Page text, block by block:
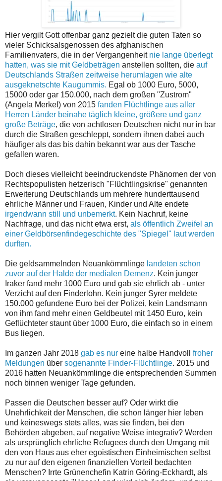
Hier vergilt Gott offenbar ganz gezielt die guten Taten so
vieler Schicksalsgenossen des afghanischen
Familienvaters, die in der Vergangenheit nie lange überlegt
hatten, was sie mit Geldbeträgen anstellen sollten, die auf
Deutschlands Straßen zeitweise herumlagen wie alte
ausgeknetschte Kaugummis. Egal ob 1000 Euro, 5000,
15000 oder gar 150.000, nach dem großen "Zustrom"
(Angela Merkel) von 2015 fanden Flüchtlinge aus aller
Herren Länder beinahe täglich kleine, größere und ganz
große Beträge, die von achtlosen Deutschen nicht nur in bar
durch die Straßen geschleppt, sondern ihnen dabei auch
häufiger als das bis dahin bekannt war aus der Tasche
gefallen waren.
Doch dieses vielleicht beeindruckendste Phänomen der von
Rechtspopulisten hetzerisch "Flüchtlingskrise" genannten
Erweiterung Deutschlands um mehrere hunderttausend
ehrliche Männer und Frauen, Kinder und Alte endete
irgendwann still und unbemerkt. Kein Nachruf, keine
Nachfrage, und das nicht etwa erst, als öffentlich Zweifel an
einer Geldbörsenfindegeschichte des "Spiegel" laut werden
durften.
Die geldsammelnden Neuankömmlinge landeten schon
zuvor auf der Halde der medialen Demenz. Kein junger
Iraker fand mehr 1000 Euro und gab sie ehrlich ab - unter
Verzicht auf den Finderlohn. Kein junger Syrer meldete
150.000 gefundene Euro bei der Polizei, kein Landsmann
von ihm fand mehr einen Geldbeutel mit 1450 Euro, kein
Geflüchteter staunt über 1000 Euro, die einfach so in einem
Bus liegen.
Im ganzen Jahr 2018 gab es nur eine halbe Handvoll froher
Meldungen über sogenannte Finder-Flüchtlinge. 2015 und
2016 hatten Neuankömmlinge die entsprechenden Summen
noch binnen weniger Tage gefunden.
Passen die Deutschen besser auf? Oder wirkt die
Unehrlichkeit der Menschen, die schon länger hier leben
und keineswegs stets alles, was sie finden, bei den
Behörden abgeben, auf negative Weise integrativ? Werden
als ursprünglich ehrliche Refugees durch den Umgang mit
den von Haus aus eher egoistischen Einheimischen selbst
zu nur auf den eigenen finanziellen Vorteil bedachten
Menschen? Irrte Grünenchefin Katrin Göring-Eckhardt, als